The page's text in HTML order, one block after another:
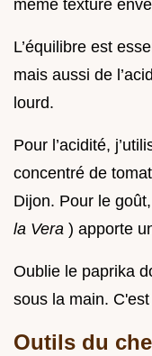
même texture
L’équilibre est
mais aussi de
lourd.
Pour l’acidité,
concentré de
Dijon. Pour le
la Vera ) apporte
Oublie le paprika
sous la main.
Outils du